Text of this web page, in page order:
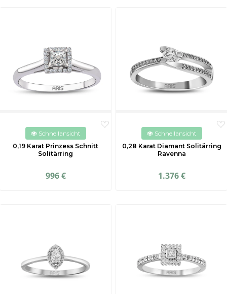
Schnellansicht
0,19 Karat Prinzess Schnitt
Solitärring
996 €
Schnellansicht
0,28 Karat Diamant Solitärring
Ravenna
1.376 €